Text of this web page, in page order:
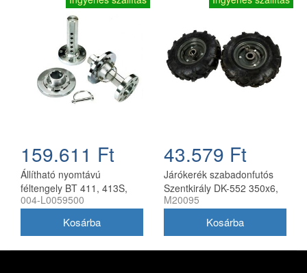
159.611 Ft
Állítható nyomtávú
féltengely BT 411, 413S,
417S kultivátorhoz, Bertolini
004-L0059500
43.579 Ft
Járókerék szabadonfutós
Szentkirály DK-552 350x6,
párban
M20095